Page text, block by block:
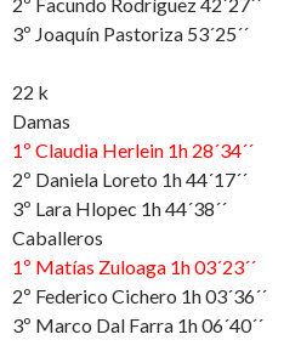
2º Facundo Rodríguez 42´27´´
3º Joaquín Pastoriza 53´25´´
22 k
Damas
1º Claudia Herlein 1h 28´34´´
2º Daniela Loreto 1h 44´17´´
3º Lara Hlopec 1h 44´38´´
Caballeros
1º Matías Zuloaga 1h 03´23´´
2º Federico Cichero 1h 03´36´´
3º Marco Dal Farra 1h 06´40´´